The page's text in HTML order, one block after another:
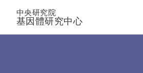
中央研究院
基因體研究中心